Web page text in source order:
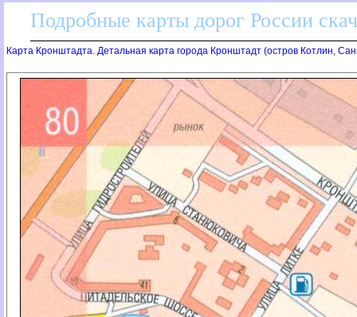
Подробные карты дорог России
Карта Кронштадта. Детальная карта города Кронштадт (остров Котлин,